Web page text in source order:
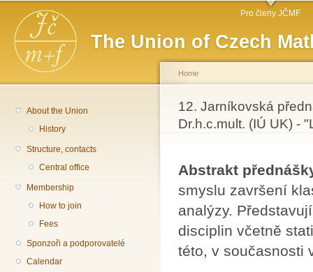
The Union of Czech
Main menu Pro členy JČMF
About the Union
History
Structure, contacts
Central office
Membership
How to join
Fees
Sponzoři a podporovatelé
Calendar
You are here
Home
12. Jarníkovská
Dr.h.c.mult. (IÚ UK) -
Abstrakt
smyslu završení
analýzy.
disciplin včetně
této, v současnosti